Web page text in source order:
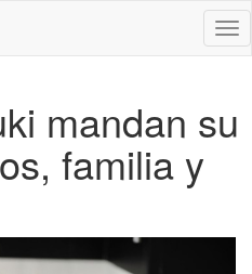
mandan su
familia y